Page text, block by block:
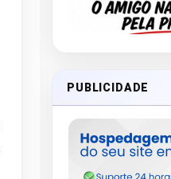
PUBLICIDADE